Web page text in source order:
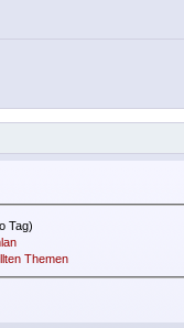
Tag)
Themen